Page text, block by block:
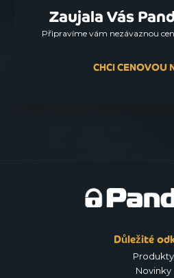
Zaujala Vás
Připravíme vám nezávaznou
CHCI CENOVOU
Důležité
Produkty
Novinky